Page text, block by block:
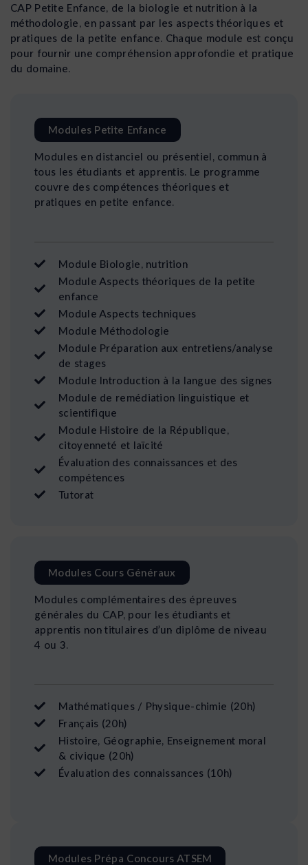
CAP Petite Enfance, de la biologie et nutrition à la
méthodologie, en passant par les aspects théoriques et
pratiques de la petite enfance. Chaque module est conçu
pour fournir une compréhension approfondie et pratique
du domaine.
Modules Petite Enfance
Modules en distanciel ou présentiel, commun à
tous les étudiants et apprentis. Le programme
couvre des compétences théoriques et
pratiques en petite enfance.
Module Biologie, nutrition
Module Aspects théoriques de la petite
enfance
Module Aspects techniques
Module Méthodologie
Module Préparation aux entretiens/analyse
de stages
Module Introduction à la langue des signes
Module de remédiation linguistique et
scientifique
Module Histoire de la République,
citoyenneté et laïcité
Évaluation des connaissances et des
compétences
Tutorat
Modules Cours Généraux
Modules complémentaires des épreuves
générales du CAP, pour les étudiants et
apprentis non titulaires d’un diplôme de niveau
4 ou 3.
Mathématiques / Physique-chimie (20h)
Français (20h)
Histoire, Géographie, Enseignement moral
& civique (20h)
Évaluation des connaissances (10h)
Modules Prépa Concours ATSEM